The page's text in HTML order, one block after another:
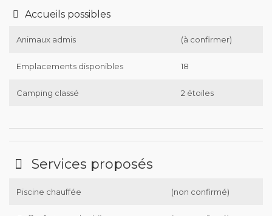
Accueils possibles
Animaux admis (à confirmer)
Emplacements disponibles 18
Camping classé 2 étoiles
Services proposés
Piscine chauffée (non confirmé)